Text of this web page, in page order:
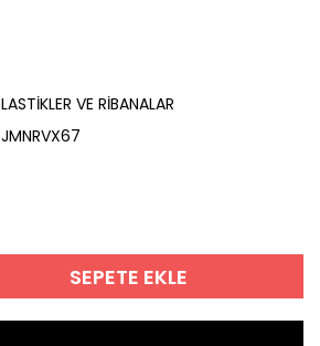
LASTİKLER VE RİBANALAR
JMNRVX67
SEPETE EKLE